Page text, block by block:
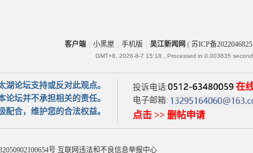
客户端 小黑屋 手机版 吴江新闻网 ( 苏ICP备
GMT+8, 2026-8-7 15:18 , Processed in 0.003635
论坛支持或反对此观点。
坛并不承担相关的责任。
合，维护您的合法权益。
投诉电话: 在
电子邮箱:
点击 >> 删帖申请
号 互联网违法和不良信息举报中心